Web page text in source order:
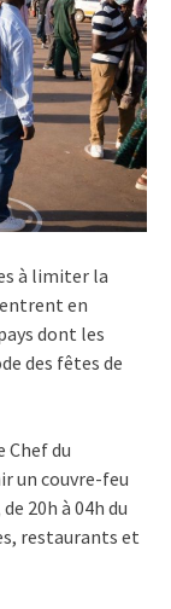
à limiter la
en
dont les
des fêtes de
Chef du
un couvre-feu
20h à 04h du
restaurants et